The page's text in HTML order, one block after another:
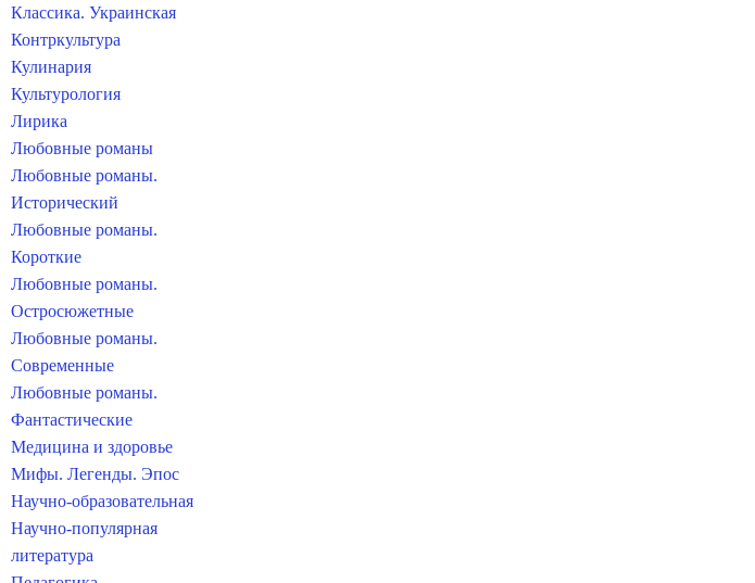
Классика. Украинская
Контркультура
Кулинария
Культурология
Лирика
Любовные романы
Любовные романы.
Исторический
Любовные романы.
Короткие
Любовные романы.
Остросюжетные
Любовные романы.
Современные
Любовные романы.
Фантастические
Медицина и здоровье
Мифы. Легенды. Эпос
Научно-образовательная
Научно-популярная
литература